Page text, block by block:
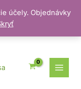
účely. Objednávky